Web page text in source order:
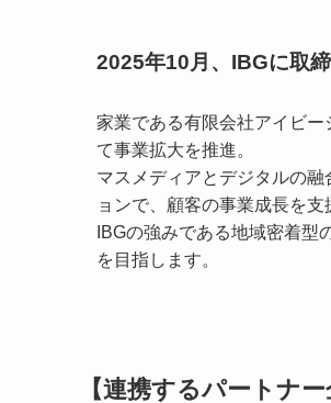
2025年10月、IBGに取
家業である有限会社アイビ
て事業拡大を推進。
マスメディアとデジタルの
ョンで、顧客の事業成長を支
IBGの強みである地域密着
を目指します。
【連携するパートナ